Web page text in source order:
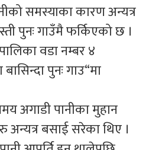
समस्याका कारण अन्यत्र
पुनः गाउँमै फर्किएको छ ।
वडा नम्बर ४
पुनः गाउ“मा
अगाडी पानीका मुहान
बसाई सरेका थिए ।